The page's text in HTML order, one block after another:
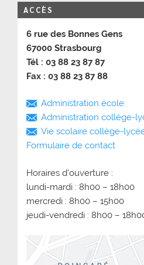
ACCÈS
6 rue des Bonnes Gens
67000 Strasbourg
Tél : 03 88 23 87 87
Fax : 03 88 23 87 88
Administration école
Administration collège-
Vie scolaire collège-
Formulaire de contact
Horaires d’ouverture :
lundi-mardi : 8h00 – 18h00
mercredi : 8h00 – 15h00
jeudi-vendredi : 8h00 –